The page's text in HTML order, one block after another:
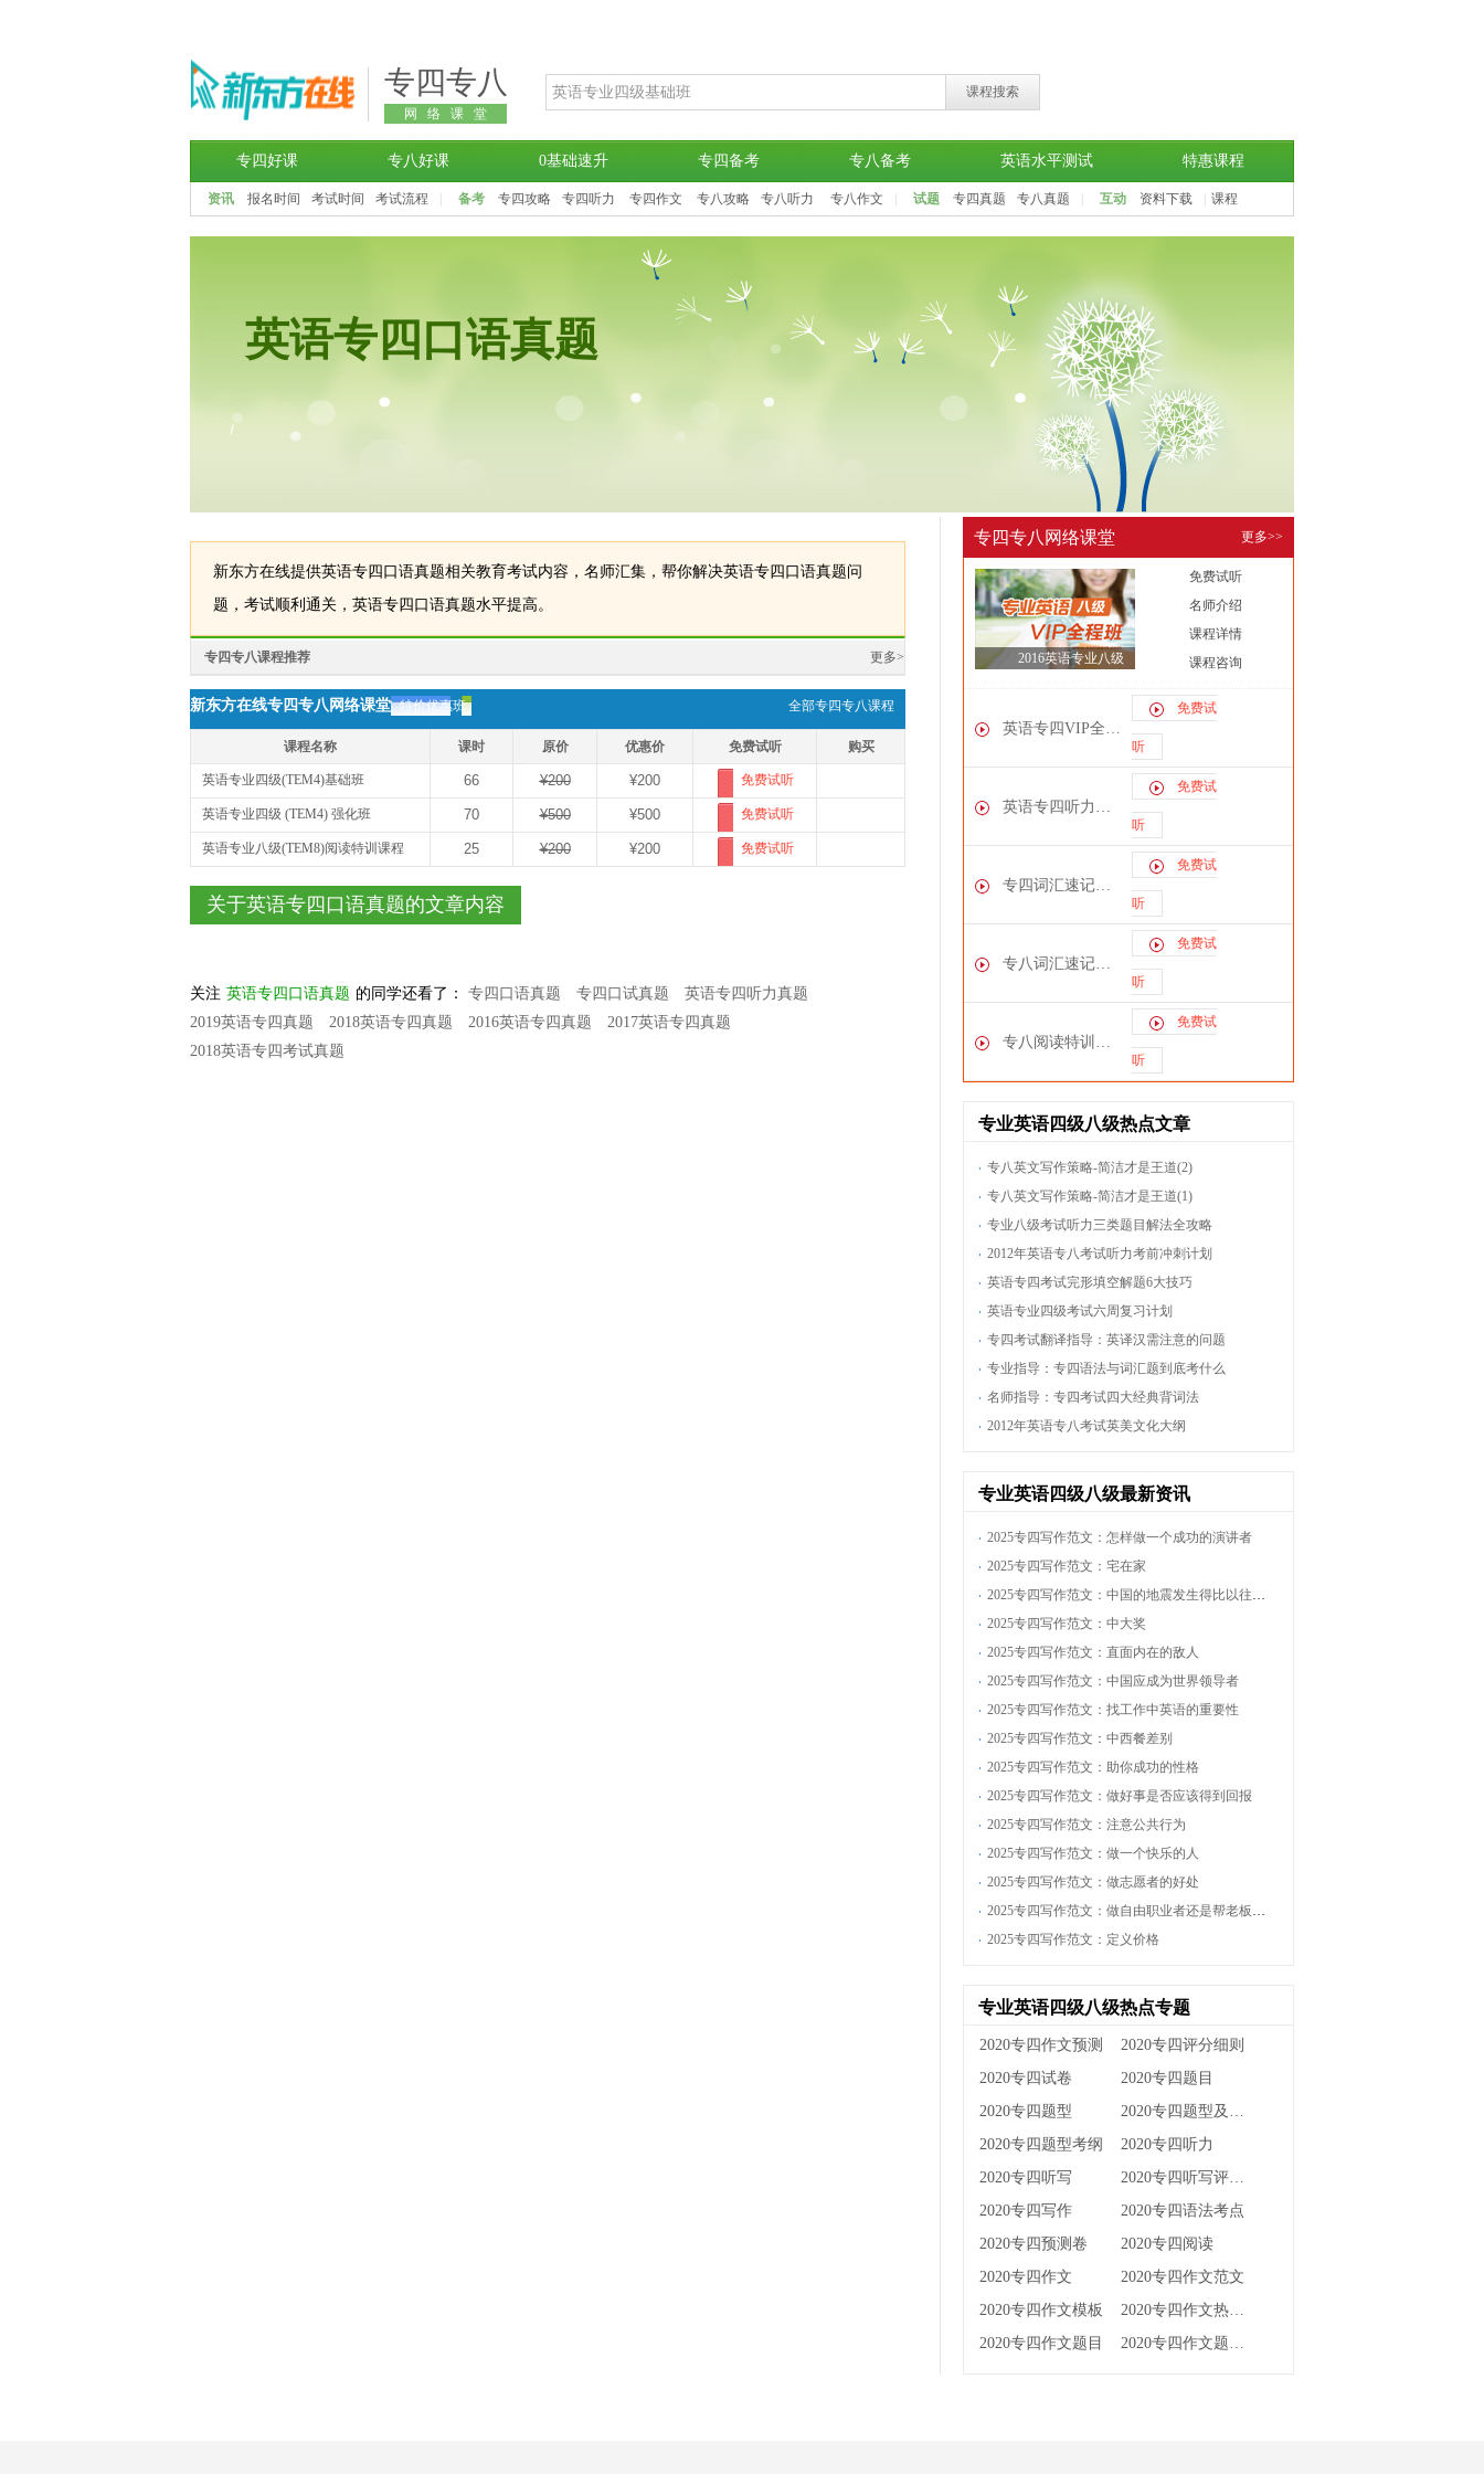
专四专八
网络课堂
课程搜索
专四好课 专八好课 0基础速升 专四备考 专八备考 英语水平测试 特惠课程
资讯 报名时间 考试时间 考试流程 备考 专四攻略 专四听力 专四作文 专八攻略 专八听力 专八作文 试题 专四真题 专八真题 互动 资料下载 课程
英语专四口语真题
新东方在线提供英语专四口语真题相关教育考试内容，名师汇集，帮你解决英语专四口语真题问
题，考试顺利通关，英语专四口语真题水平提高。
专四专八课程推荐 更多>
新东方在线专四专八网络课堂 特价优惠班 全部专四专八课程
课程名称 课时 原价 优惠价 免费试听 购买
英语专业四级(TEM4)基础班 66 ¥200 ¥200 免费试听
英语专业四级 (TEM4) 强化班 70 ¥500 ¥500 免费试听
英语专业八级(TEM8)阅读特训课程 25 ¥200 ¥200 免费试听
关于英语专四口语真题的文章内容
关注 英语专四口语真题 的同学还看了： 专四口语真题 专四口试真题
英语专四听力真题
2019英语专四真题
2018英语专四真题 2016英语专四真题
2017英语专四真题
2018英语专四考试真题
专四专八网络课堂 更多>>
2016英语专业八级
免费试听
名师介绍
课程详情
课程咨询
英语专四VIP全程班
免费试
听
英语专四听力特训班
免费试
听
专四词汇速记曲根主讲
免费试
听
专八词汇速记曲根主讲
免费试
听
专八阅读特训课程
免费试
听
专业英语四级八级热点文章
专八英文写作策略-简洁才是王道(2)
专八英文写作策略-简洁才是王道(1)
专业八级考试听力三类题目解法全攻略
2012年英语专八考试听力考前冲刺计划
英语专四考试完形填空解题6大技巧
英语专业四级考试六周复习计划
专四考试翻译指导：英译汉需注意的问题
专业指导：专四语法与词汇题到底考什么
名师指导：专四考试四大经典背词法
2012年英语专八考试英美文化大纲
专业英语四级八级最新资讯
2025专四写作范文：怎样做一个成功的演讲者
2025专四写作范文：宅在家
2025专四写作范文：中国的地震发生得比以往多了？
2025专四写作范文：中大奖
2025专四写作范文：直面内在的敌人
2025专四写作范文：中国应成为世界领导者
2025专四写作范文：找工作中英语的重要性
2025专四写作范文：中西餐差别
2025专四写作范文：助你成功的性格
2025专四写作范文：做好事是否应该得到回报
2025专四写作范文：注意公共行为
2025专四写作范文：做一个快乐的人
2025专四写作范文：做志愿者的好处
2025专四写作范文：做自由职业者还是帮老板打工？
2025专四写作范文：定义价格
专业英语四级八级热点专题
2020专四作文预测
2020专四评分细则
2020专四试卷
2020专四题目
2020专四题型
2020专四题型及分值
2020专四题型考纲
2020专四听力
2020专四听写
2020专四听写评分标准
2020专四写作
2020专四语法考点
2020专四预测卷
2020专四阅读
2020专四作文
2020专四作文范文
2020专四作文模板
2020专四作文热点话题
2020专四作文题目
2020专四作文题目预测